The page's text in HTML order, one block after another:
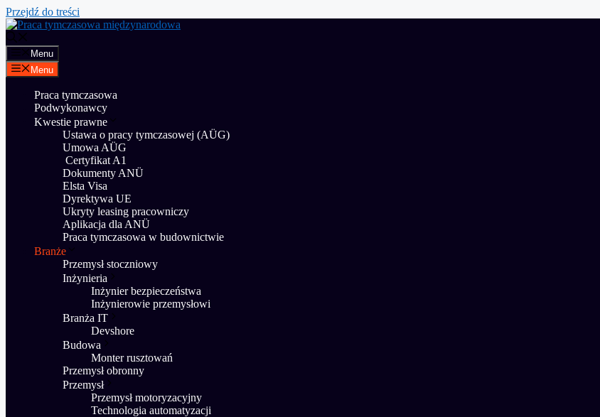
Przejdź do treści
Menu
Menu
Praca tymczasowa
Podwykonawcy
Kwestie prawne
Ustawa o pracy tymczasowej (AÜG)
Umowa AÜG
Certyfikat A1
Dokumenty ANÜ
Elsta Visa
Dyrektywa UE
Ukryty leasing pracowniczy
Aplikacja dla ANÜ
Praca tymczasowa w budownictwie
Branże
Przemysł stoczniowy
Inżynieria
Inżynier bezpieczeństwa
Inżynierowie przemysłowi
Branża IT
Devshore
Budowa
Monter rusztowań
Przemysł obronny
Przemysł
Przemysł motoryzacyjny
Technologia automatyzacji